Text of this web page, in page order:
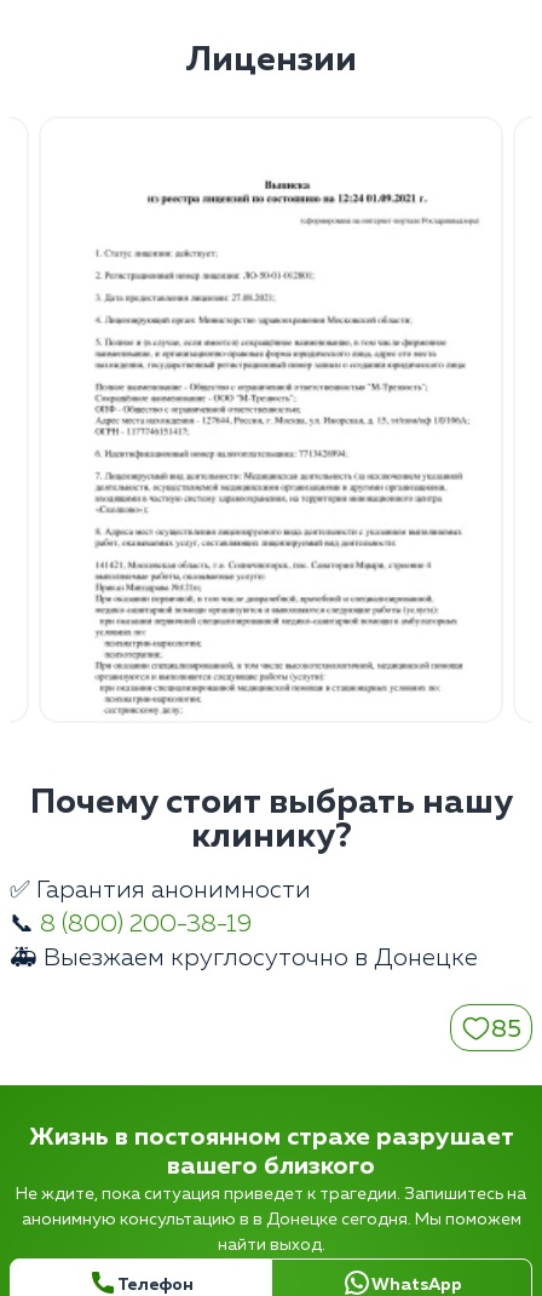
Лицензии
Почему стоит выбрать нашу
клинику?
✅ Гарантия анонимности
📞 8 (800) 200-38-19
🚑 Выезжаем круглосуточно в Донецке
85
Жизнь в постоянном страхе разрушает
вашего близкого
Не ждите, пока ситуация приведет к трагедии. Запишитесь на
анонимную консультацию в в Донецке сегодня. Мы поможем
найти выход.
Телефон WhatsApp